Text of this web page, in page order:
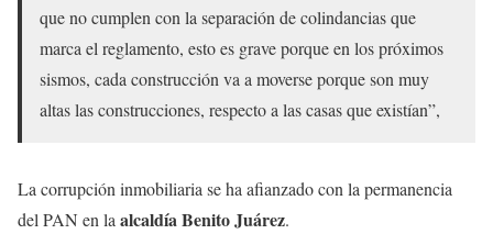
que no cumplen con la separación de colindancias que
marca el reglamento, esto es grave porque en los próximos
sismos, cada construcción va a moverse porque son muy
altas las construcciones, respecto a las casas que existían”,
La corrupción inmobiliaria se ha afianzado con la permanencia
del PAN en laalcaldía Benito Juárez.